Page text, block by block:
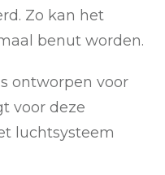
Zo kan het
benut worden.
ontworpen voor
voor deze
luchtsysteem